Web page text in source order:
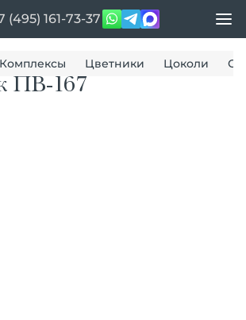
(495) 161-73-37
Комплексы Цветники Цоколи
ПВ-167